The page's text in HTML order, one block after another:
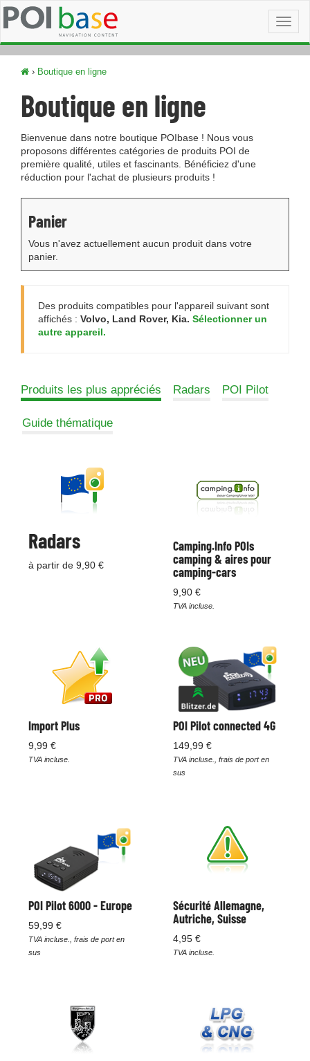
› Boutique en ligne
Boutique en ligne
Bienvenue dans notre boutique POIbase ! Nous vous
proposons différentes catégories de produits POI de
première qualité, utiles et fascinants. Bénéficiez d'une
réduction pour l'achat de plusieurs produits !
Panier
Vous n'avez actuellement aucun produit dans votre
panier.
Des produits compatibles pour l'appareil suivant sont
affichés : Volvo, Land Rover, Kia. Sélectionner un
autre appareil.
Produits les plus appréciés Radars POI Pilot
Guide thématique
Radars
à partir de 9,90 €
Camping.Info POIs
camping & aires pour
camping-cars
9,90 €
TVA incluse.
Import Plus
9,99 €
TVA incluse.
POI Pilot connected 4G
149,99 €
TVA incluse., frais de port en
sus
POI Pilot 6000 - Europe
59,99 €
TVA incluse., frais de port en
sus
Sécurité Allemagne,
Autriche, Suisse
4,95 €
TVA incluse.